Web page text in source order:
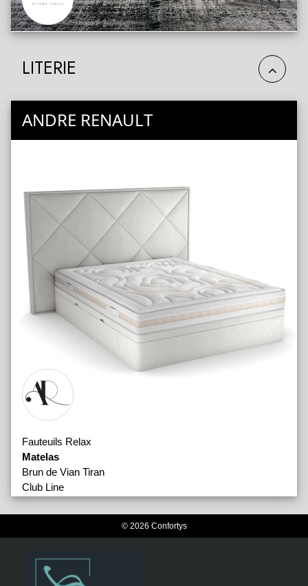
LITERIE
ANDRE RENAULT
Fauteuils Relax
Matelas
Brun de Vian Tiran
Club Line
Curem
Dreams
Grand Palais
Icone
© 2026 Confortys